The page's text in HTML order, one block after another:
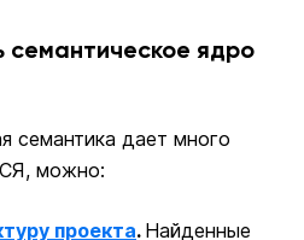
семантическое ядро
семантика дает много
можно:
проекта. Найденные